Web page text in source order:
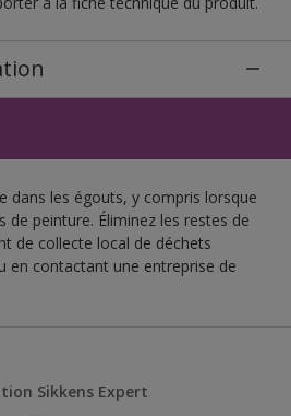
dans les égouts, y compris lorsque
peinture. Éliminez les restes de
de collecte local de déchets
en contactant une entreprise de
Sikkens Expert